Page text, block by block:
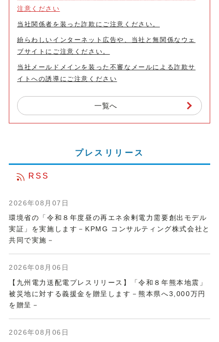
注意ください
当社関係者を装った詐欺にご注意ください。
紛らわしいインターネット広告や、当社と無関係なウェ
ブサイトにご注意ください。
当社メールドメインを装った不審なメールによる詐欺サ
イトへの誘導にご注意ください
一覧へ
プレスリリース
RSS
2026年08月07日
環境省の「令和８年度昼の再エネ余剰電力需要創出モデル
実証」を実施します－KPMG コンサルティング株式会社と
共同で実施－
2026年08月06日
【九州電力送配電プレスリリース】
「令和８年熊本地震」
被災地に対する義援金を贈呈します－熊本県へ3,000万円
を贈呈－
2026年08月06日